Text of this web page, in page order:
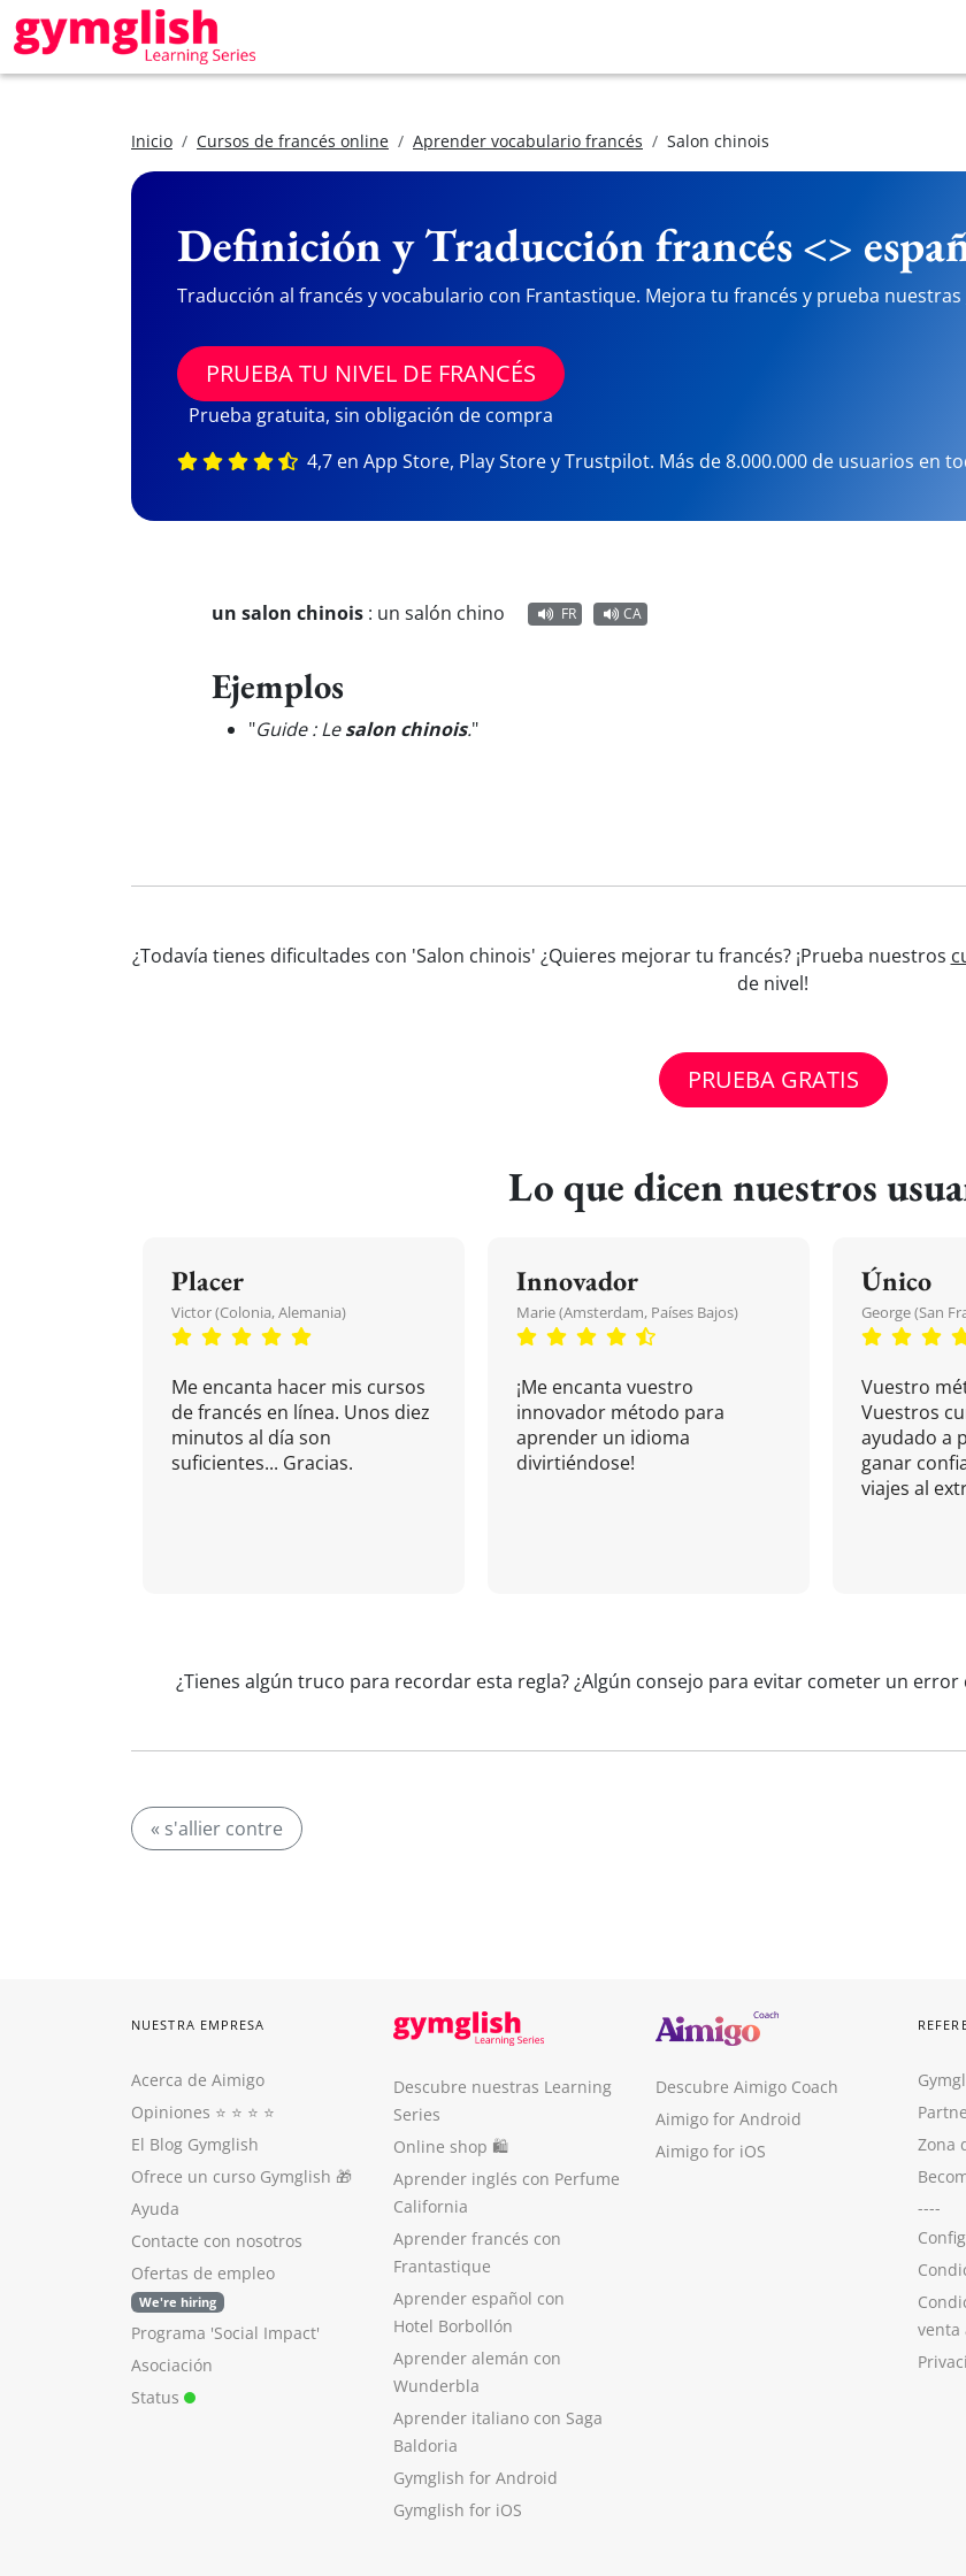
Inicio Cursos de francés online Aprender vocabulario francés Salon chinois
Definición y Traducción francés <>
Traducción al francés y vocabulario con Frantastique. Mejora tu francés y prueba nuestras
PRUEBA TU NIVEL DE FRANCÉS
Prueba gratuita, sin obligación de compra
4,7 en App Store, Play Store y Trustpilot. Más de 8.000.000 de usuarios en
un salon chinois : un salón chino FR CA
Ejemplos
"Guide : Lesalon chinois."
¿Todavía tienes dificultades con 'Salon chinois' ¿Quieres mejorar tu francés? ¡Prueba nuestros
de nivel!
PRUEBA GRATIS
Lo que dicen nuestros
Placer
Victor (Colonia, Alemania)
Me encanta hacer mis cursos
de francés en línea. Unos diez
minutos al día son
suficientes... Gracias.
Innovador
Marie (Amsterdam, Países Bajos)
¡Me encanta vuestro
innovador método para
aprender un idioma
divirtiéndose!
Único
George (San
Vuestro
Vuestros
ayudado a
ganar
viajes al
¿Tienes algún truco para recordar esta regla? ¿Algún consejo para evitar cometer un error
« s'allier contre
NUESTRA EMPRESA
Acerca de Aimigo
Opiniones ⭐️ ⭐️ ⭐️ ⭐️
El Blog Gymglish
Ofrece un curso Gymglish 🎁
Ayuda
Contacte con nosotros
Ofertas de empleo
We're hiring
Programa 'Social Impact'
Asociación
Status
Descubre nuestras Learning
Series
Online shop 🛍
Aprender inglés con Perfume
California
Aprender francés con
Frantastique
Aprender español con
Hotel Borbollón
Aprender alemán con
Wunderbla
Aprender italiano con Saga
Baldoria
Gymglish for Android
Gymglish for iOS
Descubre Aimigo Coach
Aimigo for Android
Aimigo for iOS
Zona
----
venta